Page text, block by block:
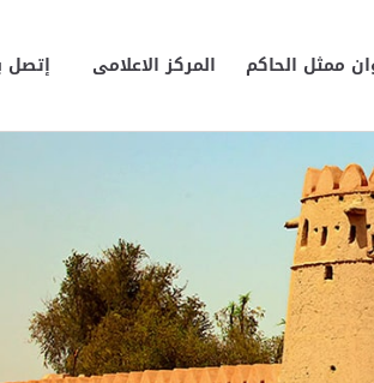
ممثل الحاكم المركز الاعلامى إتصل